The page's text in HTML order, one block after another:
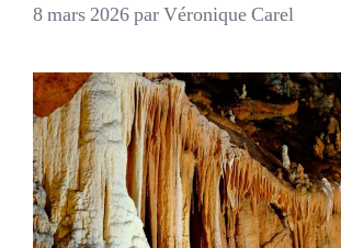
8 mars 2026parVéronique Carel